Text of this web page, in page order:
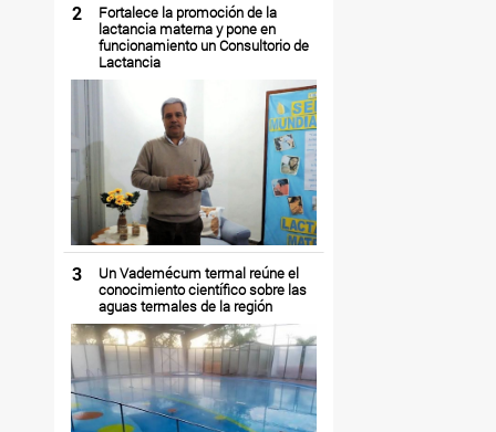
2
Fortalece la promoción de la
lactancia materna y pone en
funcionamiento un Consultorio de
Lactancia
3
Un Vademécum termal reúne el
conocimiento científico sobre las
aguas termales de la región